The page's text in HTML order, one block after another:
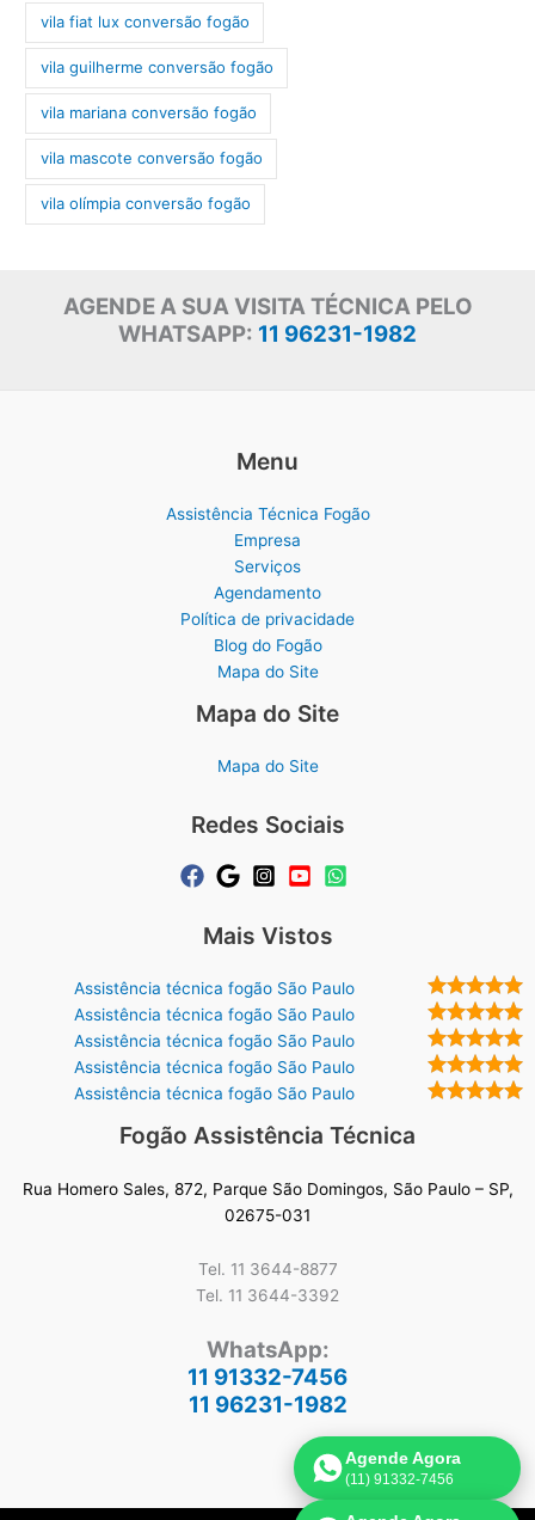
vila fiat lux conversão fogão
vila guilherme conversão fogão
vila mariana conversão fogão
vila mascote conversão fogão
vila olímpia conversão fogão
AGENDE A SUA VISITA TÉCNICA PELO
WHATSAPP: 11 96231-1982
Menu
Assistência Técnica Fogão
Empresa
Serviços
Agendamento
Política de privacidade
Blog do Fogão
Mapa do Site
Mapa do Site
Mapa do Site
Redes Sociais
Mais Vistos
Assistência técnica fogão São Paulo
Assistência técnica fogão São Paulo
Assistência técnica fogão São Paulo
Assistência técnica fogão São Paulo
Assistência técnica fogão São Paulo
Fogão Assistência Técnica
Rua Homero Sales, 872, Parque São Domingos, São Paulo – SP,
02675-031
Tel. 11 3644-8877
Tel. 11 3644-3392
WhatsApp:
11 91332-7456
11 96231-1982
Agende Agora
(11) 91332-7456